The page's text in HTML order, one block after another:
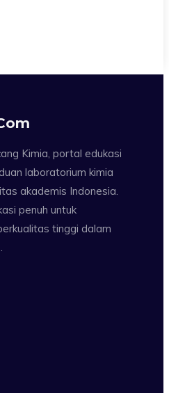
Kimia, portal edukasi
laboratorium kimia
akademis Indonesia.
penuh untuk
tinggi dalam